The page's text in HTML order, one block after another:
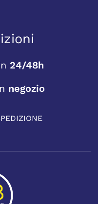
24/48h
negozio